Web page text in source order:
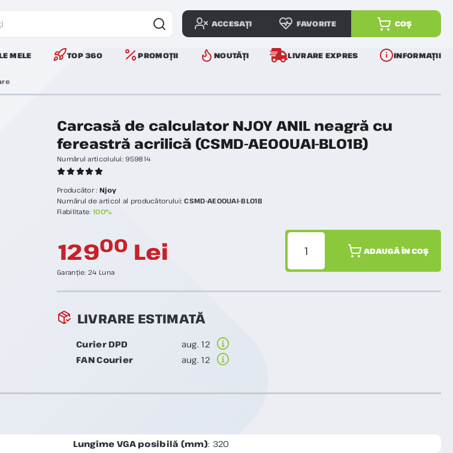
ACCESAȚI FAVORITE COȘ
MELE TOP 360 PROMOȚII NOUTĂȚI LIVRARE EXPRES INFORMAȚII
Carcasă de calculator NJOY ANIL neagră cu
fereastră acrilică (CSMD-AE00UAI-BL01B)
Numărul articolului:959814
Producător : Njoy
Numărul de articol al producătorului:CSMD-AE00UAI-BL01B
Fiabilitate: 100%
12900 Lei
Garanție: 24 Luna
ADAUGĂ ÎN COȘ
LIVRARE ESTIMATĂ
Curier DPD
aug. 12
FAN Courier
aug. 12
Lungime VGA posibilă (mm): 320